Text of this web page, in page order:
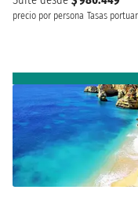
precio por persona Tasas